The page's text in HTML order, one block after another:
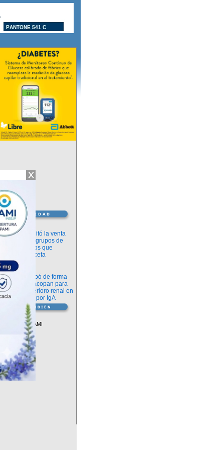
Información
ANMAT habilitó la venta
libre de diez grupos de
medicamentos que
requerían receta
Novedades
La FDA aprobó de forma
definitiva iptacopan para
frenar el deterioro renal en
la nefropatía por IgA
Vademécum
Descuentos PAMI